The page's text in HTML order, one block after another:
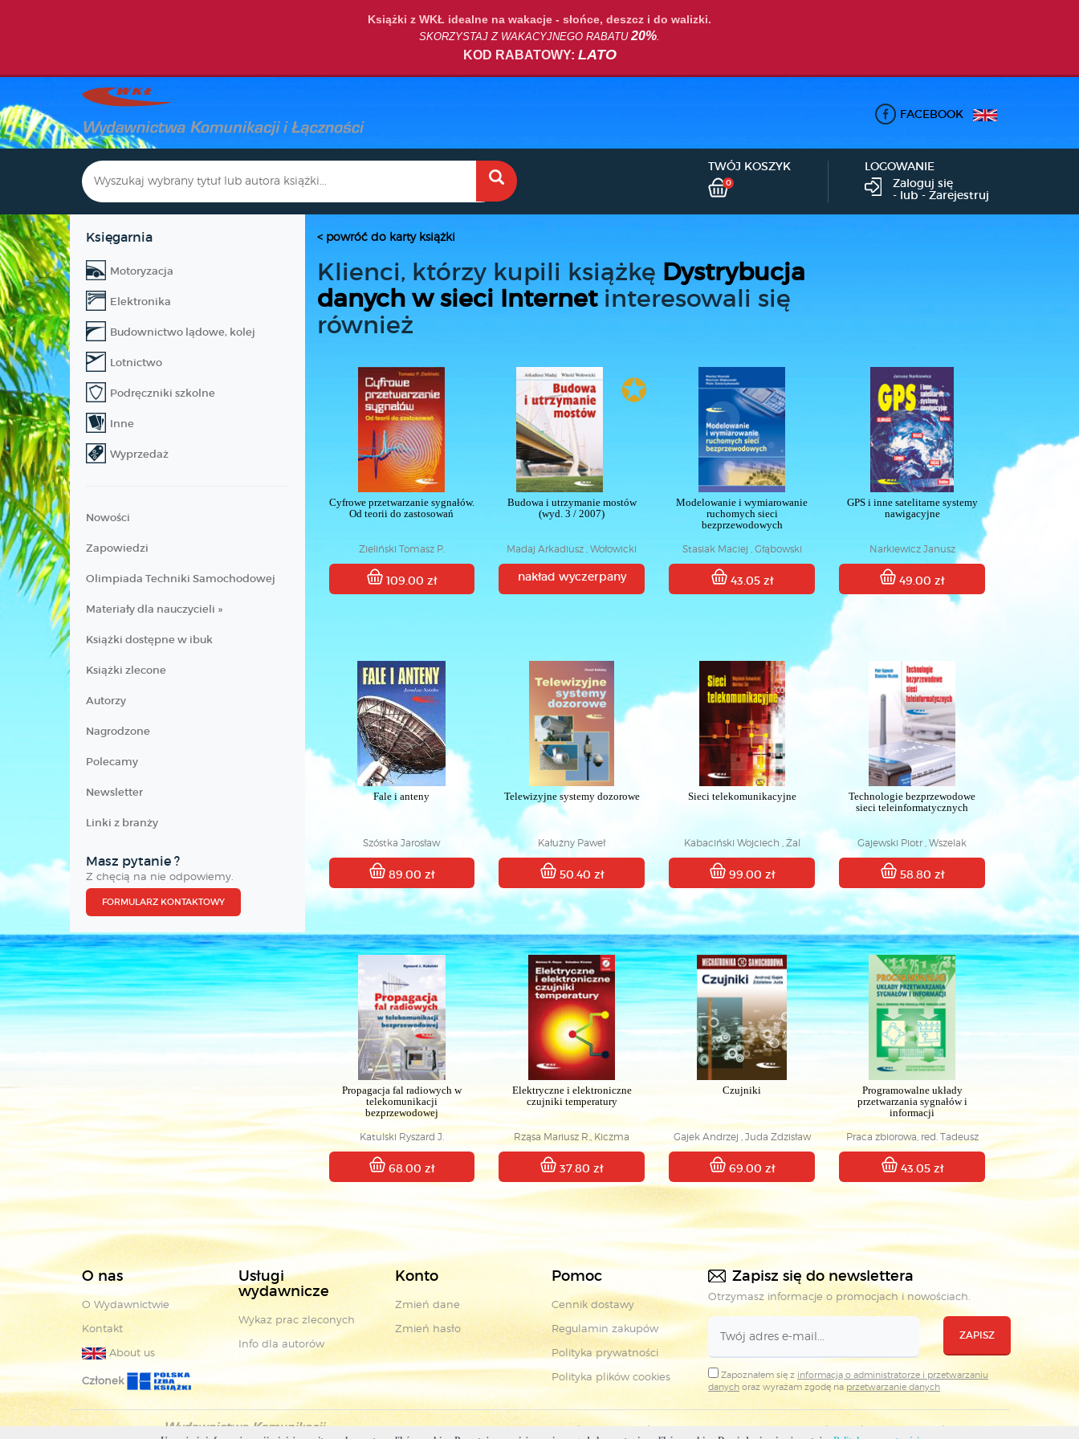
Książki z WKŁ idealne na wakacje - słońce, deszcz i do walizki.
SKORZYSTAJ Z WAKACYJNEGO RABATU20%.
KOD RABATOWY: LATO
FACEBOOK
TWÓJ KOSZYK
0
LOGOWANIE
Zaloguj się
- lub - Zarejestruj
Księgarnia
Motoryzacja
Elektronika
Budownictwo lądowe, kolej
Lotnictwo
Podręczniki szkolne
Inne
Wyprzedaż
Nowości
Zapowiedzi
Olimpiada Techniki Samochodowej
Materiały dla nauczycieli »
Książki dostępne w ibuk
Książki zlecone
Autorzy
Nagrodzone
Polecamy
Newsletter
Linki z branży
Masz pytanie ?
Z chęcią na nie odpowiemy.
FORMULARZ KONTAKTOWY
< powróć do karty książki
Klienci, którzy kupili książkę Dystrybucja
danych w sieci Internet interesowali się
również
Cyfrowe przetwarzanie sygnałów.
Od teorii do zastosowań
Zieliński Tomasz P.
109.00 zł
✪
Budowa i utrzymanie mostów
(wyd. 3 / 2007)
Madaj Arkadiusz , Wołowicki
Witold
nakład wyczerpany
Modelowanie i wymiarowanie
ruchomych sieci
bezprzewodowych
Stasiak Maciej , Głąbowski
Mariusz , Zwierzykowski Piotr
43.05 zł
GPS i inne satelitarne systemy
nawigacyjne
Narkiewicz Janusz
49.00 zł
Fale i anteny
Szóstka Jarosław
89.00 zł
Telewizyjne systemy dozorowe
Kałużny Paweł
50.40 zł
Sieci telekomunikacyjne
Kabaciński Wojciech , Żal
Mariusz
99.00 zł
Technologie bezprzewodowe
sieci teleinformatycznych
Gajewski Piotr , Wszelak
Stanisław
58.80 zł
Propagacja fal radiowych w
telekomunikacji
bezprzewodowej
Katulski Ryszard J.
68.00 zł
Elektryczne i elektroniczne
czujniki temperatury
Rząsa Mariusz R., Kiczma
Bolesław
37.80 zł
Czujniki
Gajek Andrzej , Juda Zdzisław
69.00 zł
Programowalne układy
przetwarzania sygnałów i
informacji
Praca zbiorowa, red. Tadeusz
Łuba
43.05 zł
O nas
O Wydawnictwie
Kontakt
About us
Członek
Usługi
wydawnicze
Wykaz prac zleconych
Info dla autorów
Konto
Zmień dane
Zmień hasło
Pomoc
Cennik dostawy
Regulamin zakupów
Polityka prywatności
Polityka plików cookies
Zapisz się do newslettera
Otrzymasz informacje o promocjach i nowościach.
ZAPISZ
Zapoznałem się z informacją o administratorze i przetwarzaniu
danych oraz wyrażam zgodę naprzetwarzanie danych
Copyright © Wydawnictwa Komunikacji i Łączności Projekt i realizacja: WKŁ & Plovedesign